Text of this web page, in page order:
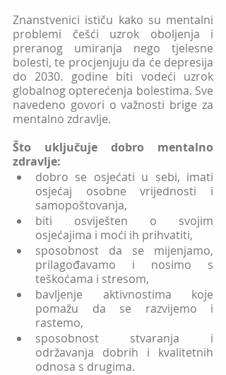
Znanstvenici ističu kako su mentalni
problemi češći uzrok oboljenja i
preranog umiranja nego tjelesne
bolesti, te procjenjuju da će depresija
do 2030. godine biti vodeći uzrok
globalnog opterećenja bolestima. Sve
navedeno govori o važnosti brige za
mentalno zdravlje.
Što uključuje dobro mentalno
zdravlje:
dobro se osjećati u sebi, imati
osjećaj osobne vrijednosti i
samopoštovanja,
biti osviješten o svojim
osjećajima i moći ih prihvatiti,
sposobnost da se mijenjamo,
prilagođavamo i nosimo s
teškoćama i stresom,
bavljenje aktivnostima koje
pomažu da se razvijemo i
rastemo,
sposobnost stvaranja i
održavanja dobrih i kvalitetnih
odnosa s drugima.